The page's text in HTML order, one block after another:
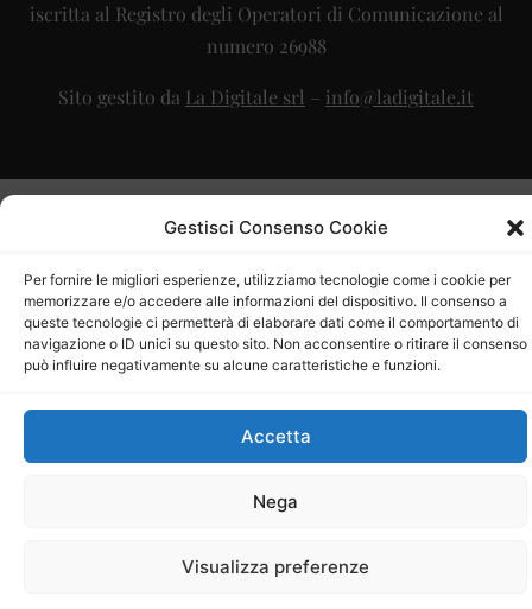
Gestisci Consenso Cookie
Per fornire le migliori esperienze, utilizziamo tecnologie come i cookie per
memorizzare e/o accedere alle informazioni del dispositivo. Il consenso a
queste tecnologie ci permetterà di elaborare dati come il comportamento di
navigazione o ID unici su questo sito. Non acconsentire o ritirare il consenso
può influire negativamente su alcune caratteristiche e funzioni.
Accetta
Nega
Visualizza preferenze
iscritta al Registro degli Operatori di Comunicazione al
numero 26988
Sito gestito da La Digitale srl – info@ladigitale.it